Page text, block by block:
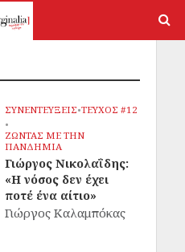
ΣΥΝΕΝΤΕΥΞΕΙΣ•ΤΕΥΧΟΣ #12
•
ΖΩΝΤΑΣ ΜΕ ΤΗΝ
ΠΑΝΔΗΜΙΑ
Γιώργος Νικολαΐδης:
«Η νόσος δεν έχει
ποτέ ένα αίτιο»
Γιώργος Καλαμπόκας